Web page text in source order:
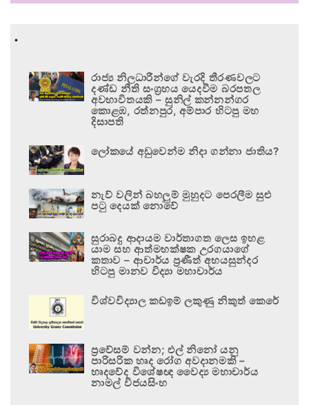
.
රාජ්‍ය නිලධාරීන්ගේ වැරදි තීරණවලට
දණ්ඩ නීති සංග්‍රහය යෙදවීම බරපතල
අවභාවිතයකි – සුනිල් කන්නන්ගර
කොළඹ, රත්නපුර, අම්පාර හිටපු මහ
දිසාපති
ලෝකයේ අඩුවෙන්ම නිදා ගන්නා ජාතිය?
නැව් වලින් බහලුම් මුහුදට පෙරලීම සුළු
පටු දෙයක් නොවේ
සුරාබදු ආදායම වාර්තාගත ලෙස ඉහළ
යාම සහ ආත්මභක්ෂක උරගයාගේ
කතාව – ආචාර්ය ප්‍රණීත් අභයසුන්දර
හිටපු මානව විද්‍යා මහාචාර්ය
විශ්වවිද්‍යාල කඩඉම් ලකුණු නිකුත් කෙරේ
ප්‍රවේසම් වන්න; එල් නිනෝ යනු
පාරිසරික හෘද රෝග අවදානමකි –
හෘදවේද විශේෂඥ වෛද්‍ය මහාචාර්ය
නාමල් විජයසිංහ